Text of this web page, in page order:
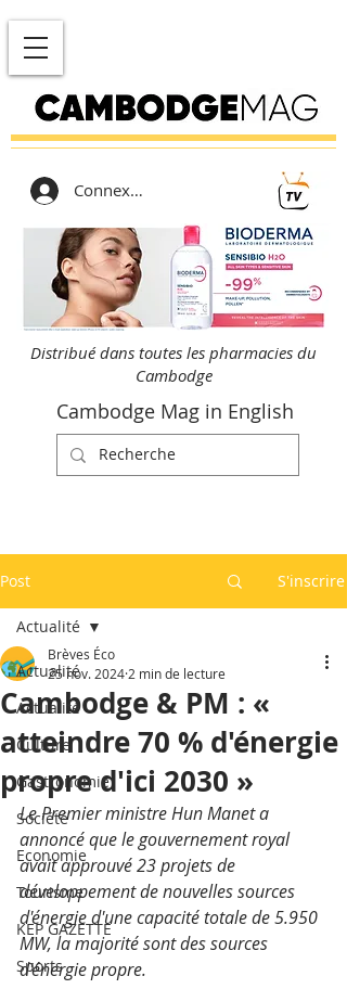
Connexion
Distribué dans toutes les pharmacies du
Cambodge
Cambodge Mag in English
Post S'inscrire
Actualité
Actualité
Culture
Gastronomie
Société
Economie
Tourisme
KEP GAZETTE
Sports
Actualité
Cambodge & PM : «
atteindre 70 % d'énergie
propre d'ici 2030 »
Brèves Éco
25 nov. 2024 2 min de lecture
Le Premier ministre Hun Manet a
annoncé que le gouvernement royal
avait approuvé 23 projets de
développement de nouvelles sources
d'énergie d'une capacité totale de 5.950
MW, la majorité sont des sources
d'énergie propre.